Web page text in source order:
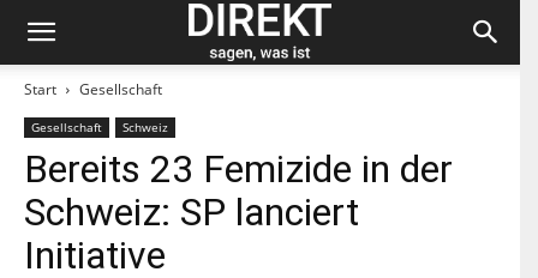
Start Gesellschaft
Gesellschaft Schweiz
Bereits 23 Femizide in der
Schweiz: SP lanciert
Initiative
Bleiben Sie auf dem neuesten Stand und
abonnieren Sie unseren «direkt»-Newsletter.
o
r